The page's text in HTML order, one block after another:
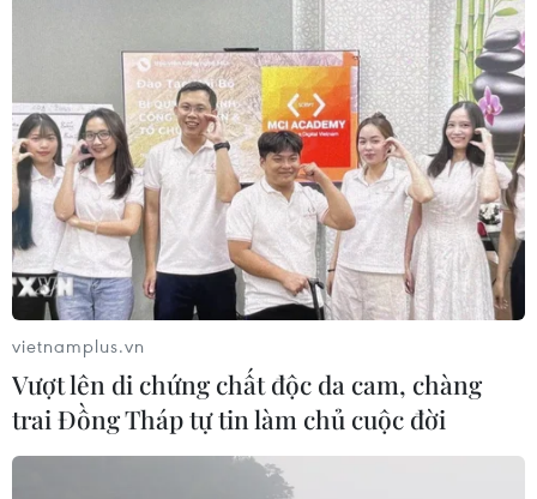
vietnamplus.vn
Vượt lên di chứng chất độc da cam, chàng
trai Đồng Tháp tự tin làm chủ cuộc đời